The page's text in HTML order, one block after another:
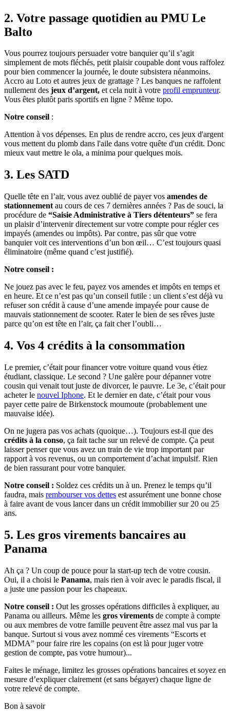
2. Votre passage quotidien au PMU Le
Balto
Vous pourrez toujours persuader votre banquier qu’il s’agit
simplement de mots fléchés, petit plaisir coupable dont vous raffolez
pour bien commencer la journée, le doute subsistera néanmoins.
Accro au Loto et autres jeux de grattage ? Les banques ne raffolent
nullement des jeux d’argent, et cela nuit à votre profil emprunteur.
Vous êtes plutôt paris sportifs en ligne ? Même topo.
Notre conseil :
Attention à vos dépenses. En plus de rendre accro, ces jeux d'argent
vous mettent du plomb dans l'aile dans votre quête d'un crédit. Donc
mieux vaut mettre le ola, a minima pour quelques mois.
3. Les SATD
Quelle tête en l’air, vous avez oublié de payer vos amendes de
stationnement au cours de ces 7 dernières années ? Pas de souci, la
procédure de “Saisie Administrative à Tiers détenteurs” se fera
un plaisir d’intervenir directement sur votre compte pour régler ces
impayés (amendes ou impôts). Par contre, pas sûr que votre
banquier voit ces interventions d’un bon œil… C’est toujours quasi
éliminatoire (même quand c’est justifié).
Notre conseil :
Ne jouez pas avec le feu, payez vos amendes et impôts en temps et
en heure. Et ce n’est pas qu’un conseil futile : un client s’est déjà vu
refuser son crédit à cause d’une amende impayée pour cause de
mauvais stationnement de scooter. Rater le bien de ses rêves juste
parce qu’on est tête en l’air, ça fait cher l’oubli…
4. Vos 4 crédits à la consommation
Le premier, c’était pour financer votre voiture quand vous étiez
étudiant, classique. Le second ? Une galère pour dépanner votre
cousin qui venait tout juste de divorcer, le pauvre. Le 3e, c’était pour
acheter le nouvel Iphone. Et le dernier en date, c’était pour vous
payer cette paire de Birkenstock moumoute (probablement une
mauvaise idée).
On ne jugera pas vos achats (quoique…). Toujours est-il que des
crédits à la conso, ça fait tache sur un relevé de compte. Ça peut
laisser penser que vous avez un train de vie trop important par
rapport à vos revenus, ou un comportement d’achat impulsif. Rien
de bien rassurant pour votre banquier.
Notre conseil : Soldez ces crédits un à un. Prenez le temps qu’il
faudra, mais rembourser vos dettes est assurément une bonne chose
à faire avant de vous lancer dans un crédit immobilier sur 20 ou 25
ans.
5. Les gros virements bancaires au
Panama
Ah ça ? Un coup de pouce pour la start-up tech de votre cousin.
Oui, il a choisi le Panama, mais rien à voir avec le paradis fiscal, il
a juste une passion pour les chapeaux.
Notre conseil : Out les grosses opérations difficiles à expliquer, au
Panama ou ailleurs. Même les gros virements de compte à compte
ou aux membres de votre famille peuvent être assez mal vus par la
banque. Surtout si vous avez nommé ces virements “Escorts et
MDMA” pour faire rire les copains (on est là pour juger votre
gestion de compte, pas votre humour)...
Faites le ménage, limitez les grosses opérations bancaires et soyez en
mesure d’expliquer clairement (et sans bégayer) chaque ligne de
votre relevé de compte.
Bon à savoir